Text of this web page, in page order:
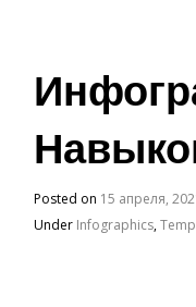
Posted on 15 апреля,
Under Infographics,